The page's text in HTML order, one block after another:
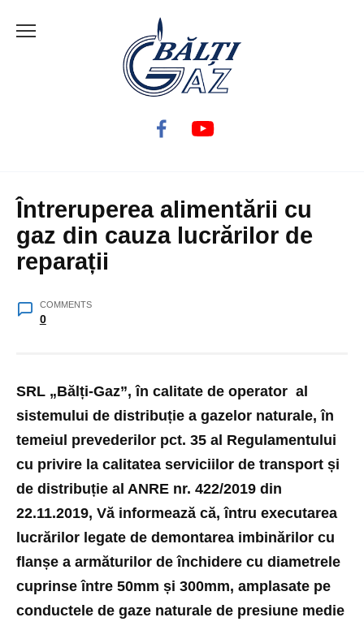
Întreruperea alimentării cu
gaz din cauza lucrărilor de
reparații
COMMENTS
0
SRL „Bălți-Gaz”, în calitate de operator al
sistemului de distribuție a gazelor naturale, în
temeiul prevederilor pct. 35 al Regulamentului
cu privire la calitatea serviciilor de transport și
de distribuție al ANRE nr. 422/2019 din
22.11.2019, Vă informează că, întru executarea
lucrărilor legate de demontarea imbinărilor cu
flanșe a armăturilor de închidere cu diametrele
cuprinse între 50mm și 300mm, amplasate pe
conductele de gaze naturale de presiune medie